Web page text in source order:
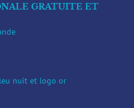
GRATUITE ET
nuit et logo or